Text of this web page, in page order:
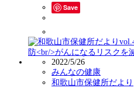
Save
2022/5/26
みんなの健康
和歌山市保健所だより